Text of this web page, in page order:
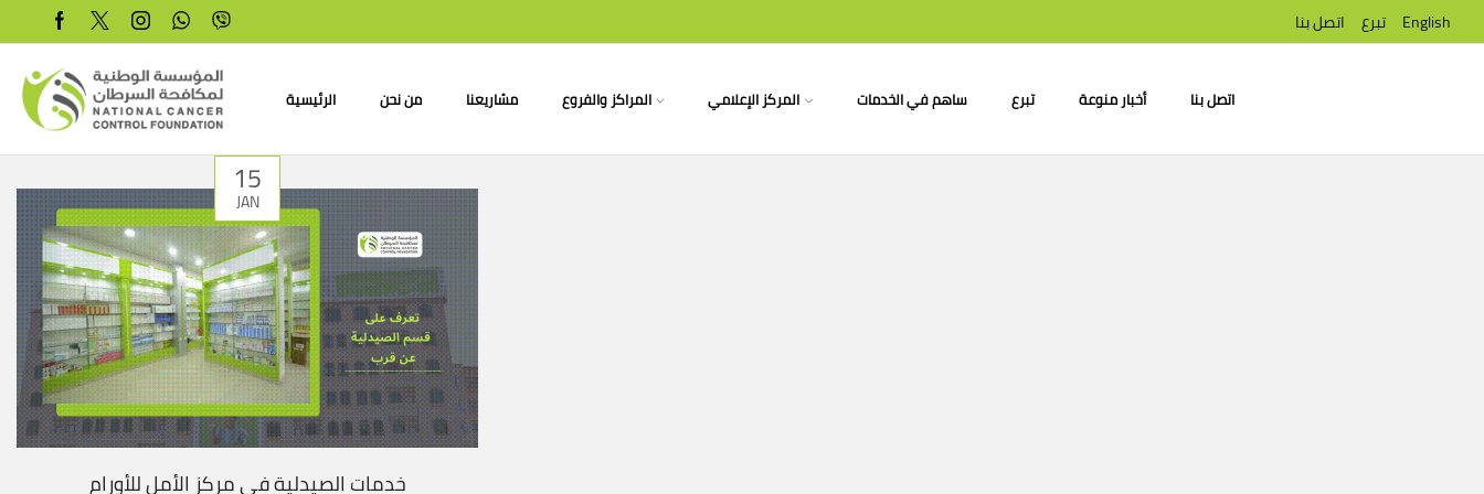
اتصل بنا تبرع English
الرئيسية من نحن مشاريعنا المراكز والفروع المركز الإعلامي ساهم في الخدمات تبرع أخبار منوعة اتصل بنا
15
JAN
خدمات الصيدلية في مركز الأمل للأورام